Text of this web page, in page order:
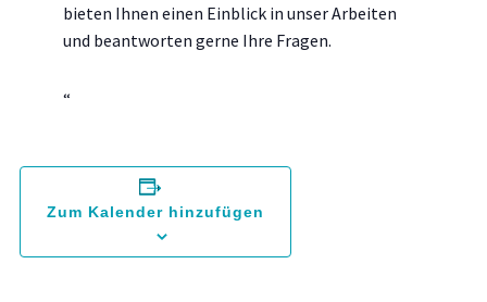
bieten Ihnen einen Einblick in unser Arbeiten
und beantworten gerne Ihre Fragen.
Zum Kalender hinzufügen